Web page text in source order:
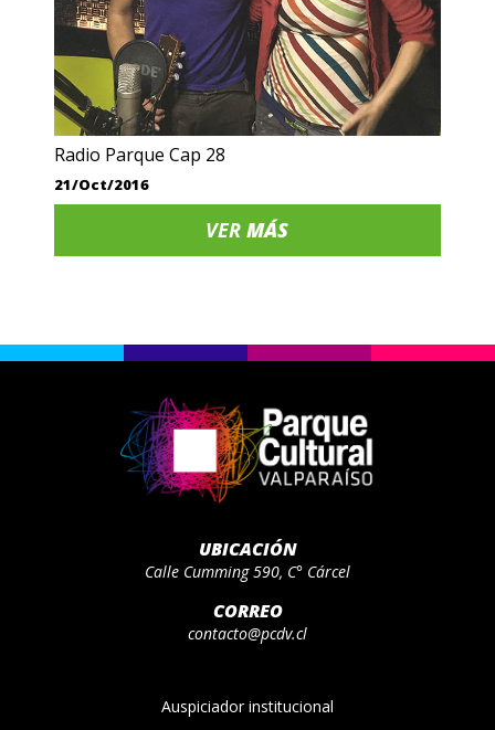
Radio Parque Cap 28
21/Oct/2016
VERMÁS
UBICACIÓN
Calle Cumming 590, C° Cárcel
CORREO
contacto@pcdv.cl
Auspiciador institucional